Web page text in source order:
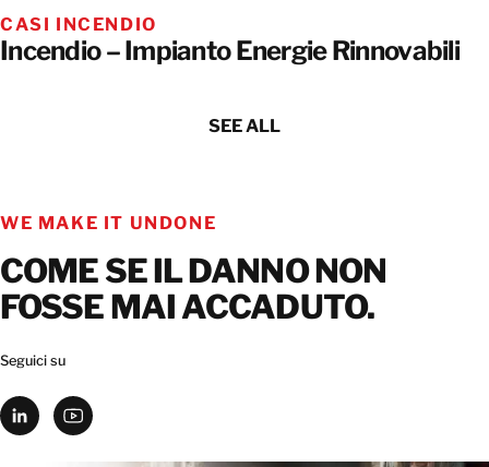
CASI INCENDIO
Incendio – Impianto Energie Rinnovabili
SEE ALL
WE MAKE IT UNDONE
COME SE IL DANNO NON
FOSSE MAI ACCADUTO.
Seguici su